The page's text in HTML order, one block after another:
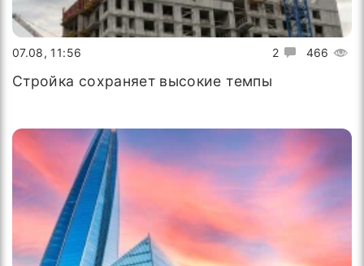
2 466
07.08, 11:56
Стройка сохраняет высокие темпы